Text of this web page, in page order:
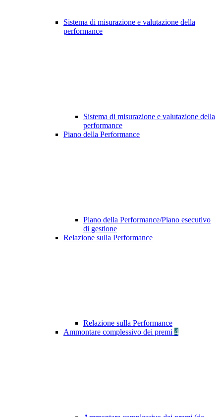
Sistema di misurazione e valutazione della
performance
Sistema di misurazione e valutazione della
performance
Piano della Performance
Piano della Performance/Piano esecutivo
di gestione
Relazione sulla Performance
Relazione sulla Performance
Ammontare complessivo dei premi 4